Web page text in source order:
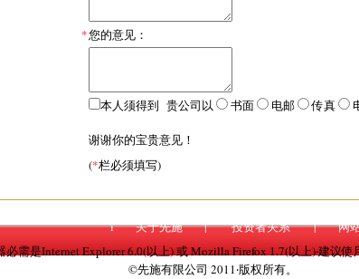
*您的意见：
本人须得到 贵公司以 书面 电邮 传真
谢谢你的宝贵意见！
(*栏必须填写)
i 网
|
投资者关系
|
关于先施
必需是Internet Explorer 6.0(以上) 或 Mozilla Firefox 1.7(以上)‧建议
©先施有限公司 2011‧版权所有。